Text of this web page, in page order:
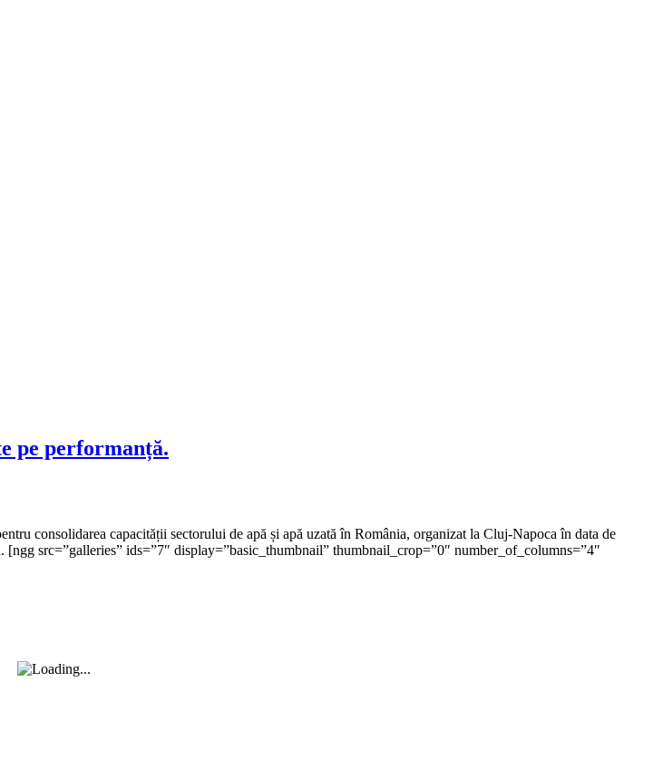
pe performanță.
consolidarea capacității sectorului de apă și apă uzată în România, organizat la Cluj-Napoca în data de
src=”galleries” ids=”7″ display=”basic_thumbnail” thumbnail_crop=”0″ number_of_columns=”4″